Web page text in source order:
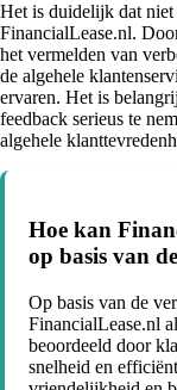
Het is duidelijk dat niet
FinancialLease.nl.
het vermelden van
de algehele
ervaren. Het is
feedback serieus te
algehele
Hoe kan
op basis van
Op basis van de
FinancialLease.nl
beoordeeld door
snelheid en